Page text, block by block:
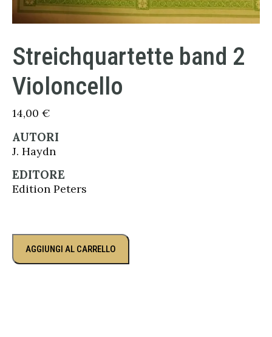
Streichquartette band 2
Violoncello
14,00 €
AUTORI
J. Haydn
EDITORE
Edition Peters
AGGIUNGI AL CARRELLO